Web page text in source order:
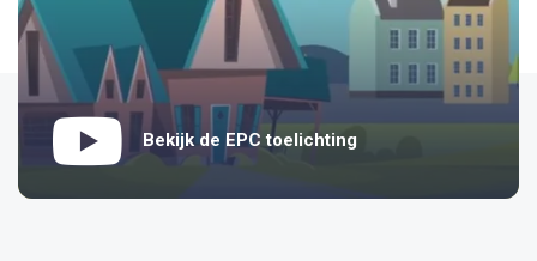
Bekijk de EPC toelichting